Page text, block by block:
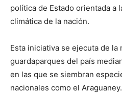
política de Estado orientada a
climática de la nación.
Esta iniciativa se ejecuta de la
guardaparques del país
en las que se siembran
nacionales como el Araguaney.